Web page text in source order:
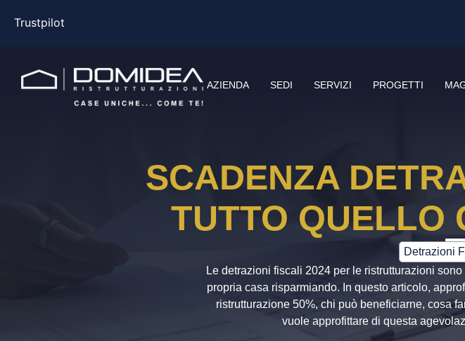
Trustpilot
AZIENDA SEDI SERVIZI PROGETTI
SCADENZA
TUTTO QUELLO
Detrazioni
Le detrazioni fiscali 2024 per le ristrutturazioni
propria casa risparmiando. In questo articolo,
ristrutturazione 50%, chi può beneficiarne, cosa
vuole approfittare di questa